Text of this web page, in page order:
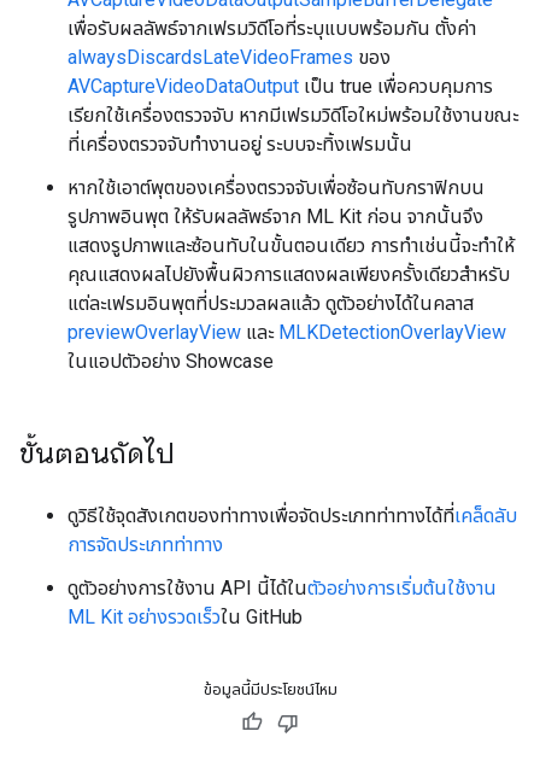
เพื่อรับผลลัพธ์จากเฟรมวิดีโอที่ระบุแบบพร้อมกัน ตั้งค่า
alwaysDiscardsLateVideoFrames ของ
AVCaptureVideoDataOutput เป็น true เพื่อควบคุมการ
เรียกใช้เครื่องตรวจจับ หากมีเฟรมวิดีโอใหม่พร้อมใช้งานขณะ
ที่เครื่องตรวจจับทำงานอยู่ ระบบจะทิ้งเฟรมนั้น
หากใช้เอาต์พุตของเครื่องตรวจจับเพื่อซ้อนทับกราฟิกบน
รูปภาพอินพุต ให้รับผลลัพธ์จาก ML Kit ก่อน จากนั้นจึง
แสดงรูปภาพและซ้อนทับในขั้นตอนเดียว การทำเช่นนี้จะทำให้
คุณแสดงผลไปยังพื้นผิวการแสดงผลเพียงครั้งเดียวสำหรับ
แต่ละเฟรมอินพุตที่ประมวลผลแล้ว ดูตัวอย่างได้ในคลาส
previewOverlayView และ MLKDetectionOverlayView
ในแอปตัวอย่าง Showcase
ขั้นตอนถัดไป
ดูวิธีใช้จุดสังเกตของท่าทางเพื่อจัดประเภทท่าทางได้ที่เคล็ดลับ
การจัดประเภทท่าทาง
ดูตัวอย่างการใช้งาน API นี้ได้ในตัวอย่างการเริ่มต้นใช้งาน
ML Kit อย่างรวดเร็วใน GitHub
ข้อมูลนี้มีประโยชน์ไหม